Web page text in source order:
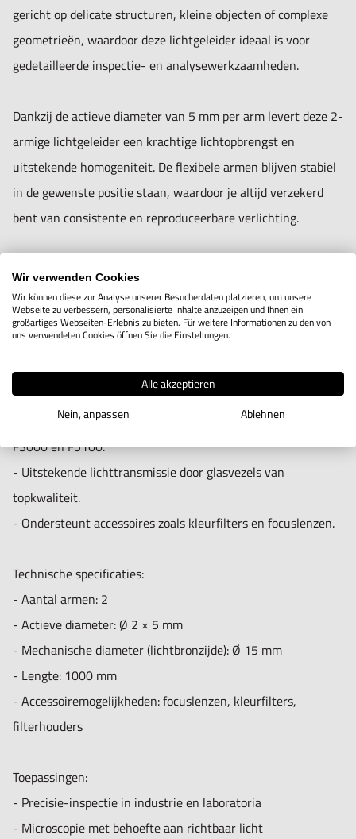
Technische specificaties:
- Aantal armen: 2
- Mechanische diameter (lichtbronzijde): Ø 15 mm
- Lengte: 1000 mm
- Accessoiremogelijkheden: focuslenzen, kleurfilters,
filterhouders
- Microscopie met behoefte aan richtbaar licht
- Analyse van structuren, componenten en complexe
oppervlakken
- Elektronica, R&D, kwaliteitscontrole en medische
technologie
- Werkplekken waar flexibiliteit én hoge lichtintensiteit
noodzakelijk zijn
Belangrijkste voordelen
Flexibele 2-puntsverlichting voor perfect gecontroleerde
Schaduwvrije en heldere verlichting, zelfs op moeilijk
bereikbare plekken.
Geen warmteoverdracht dankzij glasvezeltechnologie.
Betrouwbare, robuuste en professionele oplossing voor
dagelijks gebruik.
gericht op delicate structuren, kleine objecten of complexe
geometrieën, waardoor deze lichtgeleider ideaal is voor
gedetailleerde inspectie- en analysewerkzaamheden.
Dankzij de actieve diameter van 5 mm per arm levert deze 2-
armige lichtgeleider een krachtige lichtopbrengst en
uitstekende homogeniteit. De flexibele armen blijven stabiel
in de gewenste positie staan, waardoor je altijd verzekerd
bent van consistente en reproduceerbare verlichting.
Belangrijkste kenmerken:
- Twee flexibele armen – onafhankelijk van elkaar te
positioneren voor maximale precisie.
- Actieve diameter Ø 2 × 5 mm – hoge lichtintensiteit met
breed toepassingsgebied.
- Zeer flexibele constructie die zijn positie stabiel vasthoudt.
- Compatibel met Photonic LED-lichtbronnen zoals de F1,
F3000 en F5100.
- Uitstekende lichttransmissie door glasvezels van
topkwaliteit.
- Ondersteunt accessoires zoals kleurfilters en focuslenzen.
Technische specificaties:
- Aantal armen: 2
- Actieve diameter: Ø 2 × 5 mm
- Mechanische diameter (lichtbronzijde): Ø 15 mm
- Lengte: 1000 mm
- Accessoiremogelijkheden: focuslenzen, kleurfilters,
filterhouders
Toepassingen:
- Precisie-inspectie in industrie en laboratoria
- Microscopie met behoefte aan richtbaar licht
Wir verwenden Cookies
Wir können diese zur Analyse unserer Besucherdaten platzieren, um unsere
Webseite zu verbessern, personalisierte Inhalte anzuzeigen und Ihnen ein
großartiges Webseiten-Erlebnis zu bieten. Für weitere Informationen zu den von
uns verwendeten Cookies öffnen Sie die Einstellungen.
Alle akzeptieren
Nein, anpassen
Ablehnen